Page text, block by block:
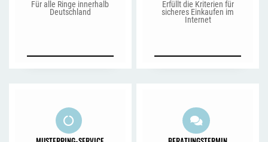
Für alle Ringe innerhalb
Deutschland
Erfüllt die Kriterien für
sicheres Einkaufen im
Internet